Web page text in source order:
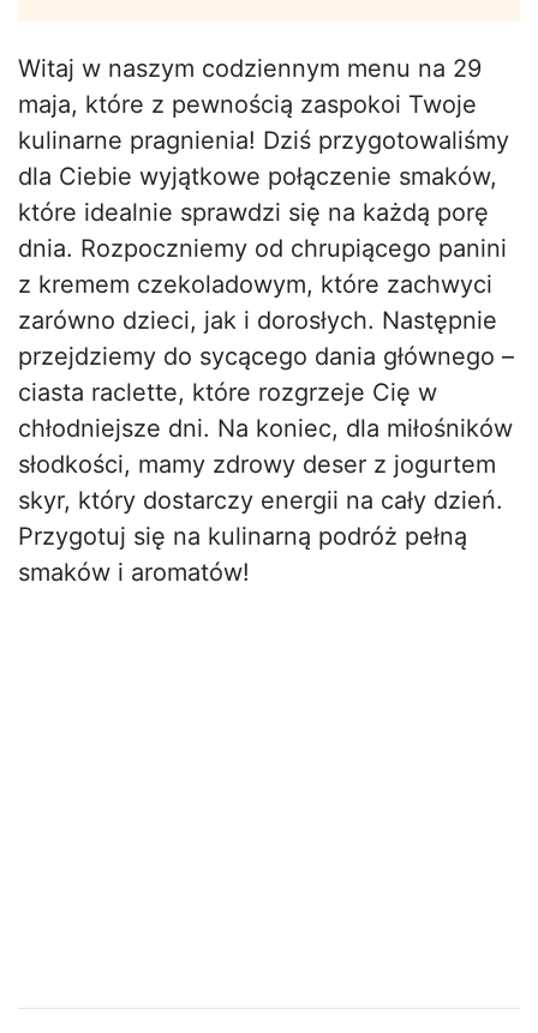
Witaj w naszym codziennym menu na 29
maja, które z pewnością zaspokoi Twoje
kulinarne pragnienia! Dziś przygotowaliśmy
dla Ciebie wyjątkowe połączenie smaków,
które idealnie sprawdzi się na każdą porę
dnia. Rozpoczniemy od chrupiącego panini
z kremem czekoladowym, które zachwyci
zarówno dzieci, jak i dorosłych. Następnie
przejdziemy do sycącego dania głównego –
ciasta raclette, które rozgrzeje Cię w
chłodniejsze dni. Na koniec, dla miłośników
słodkości, mamy zdrowy deser z jogurtem
skyr, który dostarczy energii na cały dzień.
Przygotuj się na kulinarną podróż pełną
smaków i aromatów!